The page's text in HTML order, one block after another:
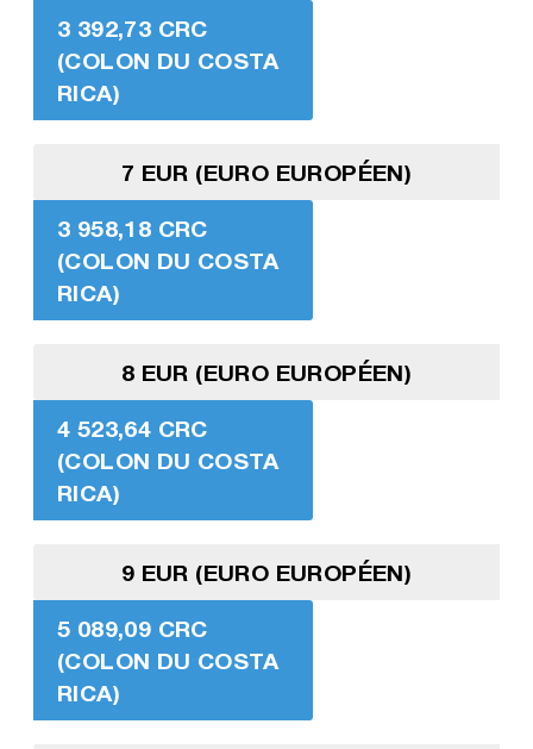
3 392,73 CRC
(COLON DU COSTA
RICA)
7 EUR (EURO EUROPÉEN)
3 958,18 CRC
(COLON DU COSTA
RICA)
8 EUR (EURO EUROPÉEN)
4 523,64 CRC
(COLON DU COSTA
RICA)
9 EUR (EURO EUROPÉEN)
5 089,09 CRC
(COLON DU COSTA
RICA)